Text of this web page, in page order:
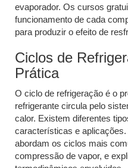
evaporador. Os cursos
funcionamento de cada
para produzir o efeito de
Ciclos de
Prática
O ciclo de refrigeração é o
refrigerante circula pelo
calor. Existem diferentes
características e
abordam os ciclos mais
compressão de vapor, e